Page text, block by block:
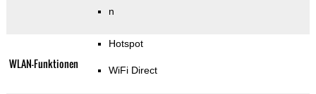
n
WLAN-Funktionen
Hotspot
WiFi Direct